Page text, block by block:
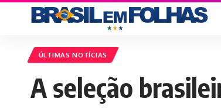
ÚLTIMAS NOTÍCIAS
A seleção